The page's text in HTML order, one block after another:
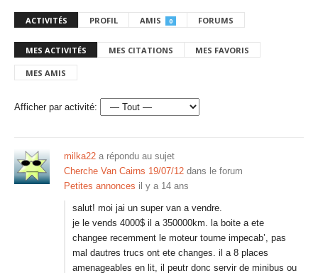
ACTIVITÉS PROFIL AMIS 0 FORUMS
MES ACTIVITÉS MES CITATIONS MES FAVORIS
MES AMIS
Afficher par activité:
milka22 a répondu au sujet
Cherche Van Cairns 19/07/12 dans le forum
Petites annonces il y a 14 ans
salut! moi jai un super van a vendre.
je le vends 4000$ il a 350000km. la boite a ete
changee recemment le moteur tourne impecab’, pas
mal dautres trucs ont ete changes. il a 8 places
amenageables en lit, il peutr donc servir de minibus ou